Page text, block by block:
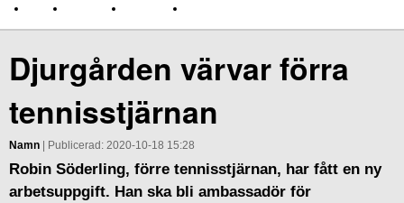
Namn Sponsring TV-nyheter
Djurgården värvar förra
tennisstjärnan
Namn | Publicerad: 2020-10-18 15:28
Robin Söderling, förre tennisstjärnan, har fått en ny
arbetsuppgift. Han ska bli ambassadör för